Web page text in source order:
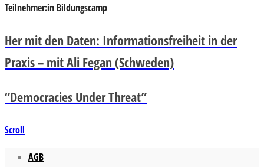
Teilnehmer:in Bildungscamp
Her mit den Daten: Informationsfreiheit in der
Praxis – mit Ali Fegan (Schweden)
“Democracies Under Threat”
Scroll
AGB